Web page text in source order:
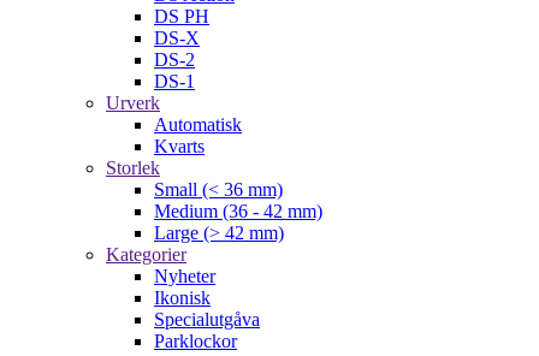
DS PH
DS-X
DS-2
DS-1
Urverk
Automatisk
Kvarts
Storlek
Small (< 36 mm)
Medium (36 - 42 mm)
Large (> 42 mm)
Kategorier
Nyheter
Ikonisk
Specialutgåva
Parklockor